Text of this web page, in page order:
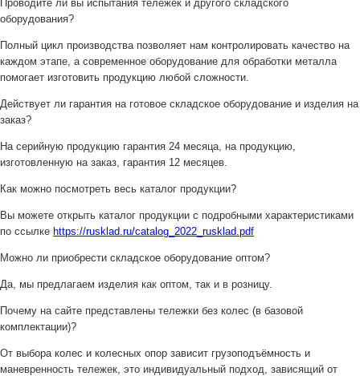
Проводите ли вы испытания тележек и другого складского
оборудования?
Полный цикл производства позволяет нам контролировать качество на
каждом этапе, а современное оборудование для обработки металла
помогает изготовить продукцию любой сложности.
Действует ли гарантия на готовое складское оборудование и изделия на
заказ?
На серийную продукцию гарантия 24 месяца, на продукцию,
изготовленную на заказ, гарантия 12 месяцев.
Как можно посмотреть весь каталог продукции?
Вы можете открыть каталог продукции с подробными характеристиками
по ссылке https://rusklad.ru/catalog_2022_rusklad.pdf
Можно ли приобрести складское оборудование оптом?
Да, мы предлагаем изделия как оптом, так и в розницу.
Почему на сайте представлены тележки без колес (в базовой
комплектации)?
От выбора колес и колесных опор зависит грузоподъёмность и
маневренность тележек, это индивидуальный подход, зависящий от